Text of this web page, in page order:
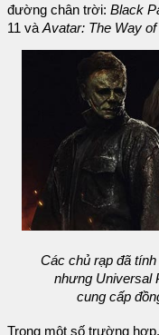
đường chân trời: Black
11 và Avatar: The Way
Các chủ rạp đã tính
nhưng Universal
cung cấp
Trong một số trường